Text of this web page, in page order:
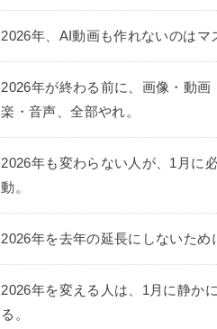
2026年、AI動画も作れないのはマ
2026年が終わる前に、画像・動画
楽・音声、全部やれ。
2026年も変わらない人が、1月に
動。
2026年を去年の延長にしないため
2026年を変える人は、1月に静か
る。